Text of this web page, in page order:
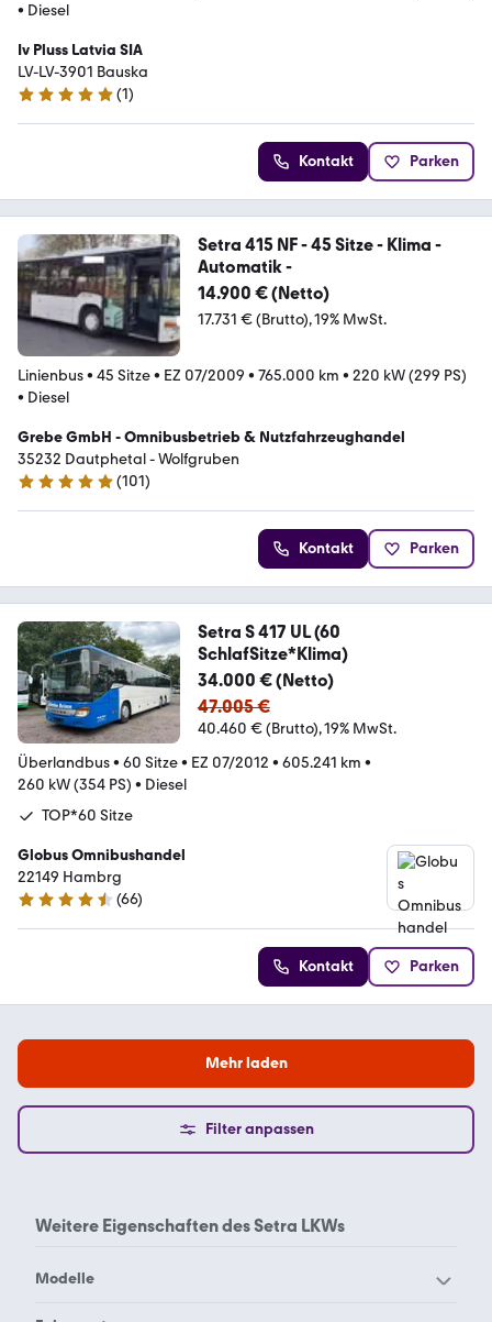
• Diesel
Iv Pluss Latvia SIA
LV-LV-3901 Bauska
5 Sterne
(1)
Kontakt Parken
Setra 415 NF - 45 Sitze - Klima -
Automatik -
14.900 € (Netto)
17.731 € (Brutto) 19% MwSt.
Linienbus• 45 Sitze• EZ 07/2009 • 765.000 km • 220 kW (299 PS)
• Diesel
Grebe GmbH - Omnibusbetrieb & Nutzfahrzeughandel
35232 Dautphetal - Wolfgruben
5 Sterne
(101)
Kontakt Parken
Setra S 417 UL (60
SchlafSitze*Klima)
34.000 € (Netto)
47.005 €
40.460 € (Brutto) 19% MwSt.
Überlandbus• 60 Sitze• EZ 07/2012 • 605.241 km •
260 kW (354 PS) • Diesel
TOP*60 Sitze
Globus Omnibushandel
22149 Hambrg
4.4 Sterne
(66)
Kontakt Parken
Mehr laden
Filter anpassen
Weitere Eigenschaften desSetra LKWs
Modelle